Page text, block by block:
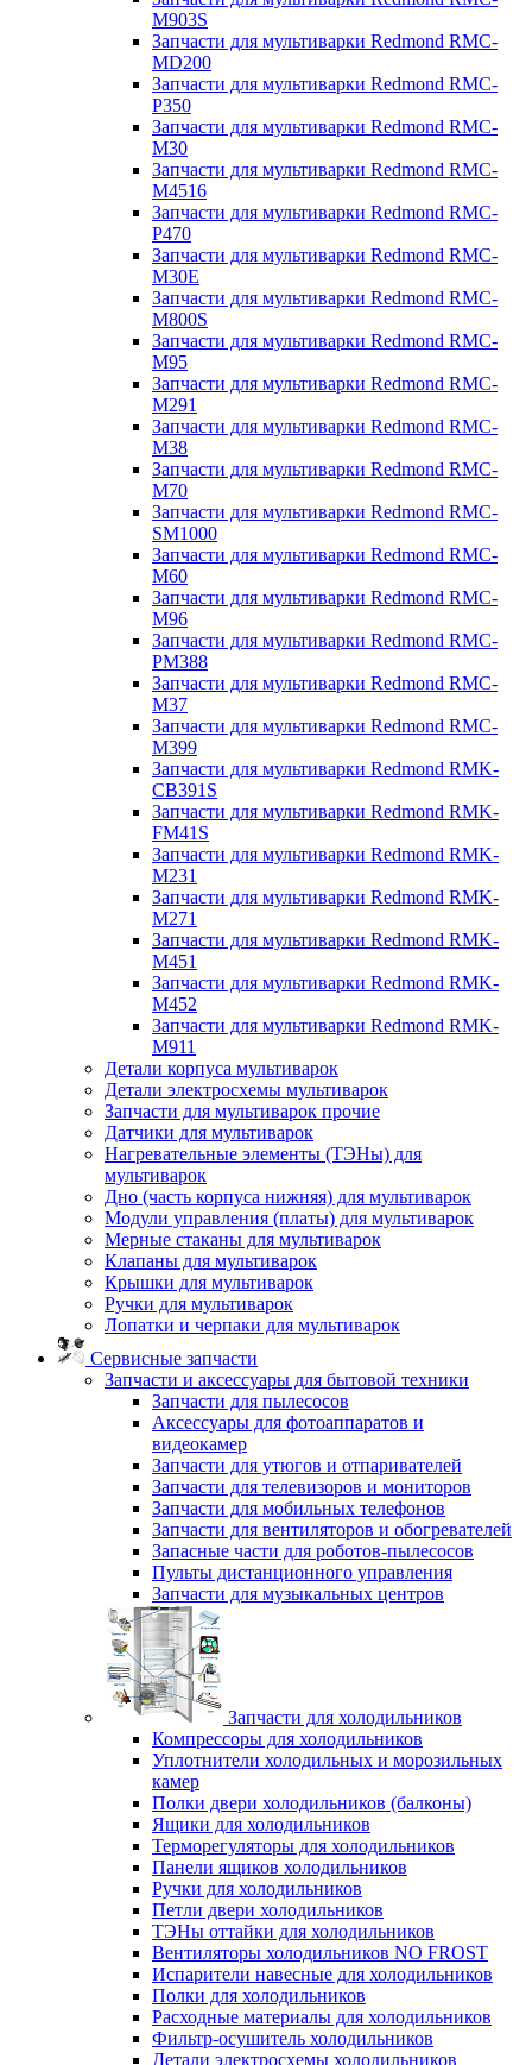
M903S
Запчасти для мультиварки Redmond RMC-
MD200
Запчасти для мультиварки Redmond RMC-
P350
Запчасти для мультиварки Redmond RMC-
M30
Запчасти для мультиварки Redmond RMC-
M4516
Запчасти для мультиварки Redmond RMC-
P470
Запчасти для мультиварки Redmond RMC-
M30E
Запчасти для мультиварки Redmond RMC-
M800S
Запчасти для мультиварки Redmond RMC-
M95
Запчасти для мультиварки Redmond RMC-
M291
Запчасти для мультиварки Redmond RMC-
M38
Запчасти для мультиварки Redmond RMC-
M70
Запчасти для мультиварки Redmond RMC-
SM1000
Запчасти для мультиварки Redmond RMC-
M60
Запчасти для мультиварки Redmond RMC-
M96
Запчасти для мультиварки Redmond RMC-
PM388
Запчасти для мультиварки Redmond RMC-
M37
Запчасти для мультиварки Redmond RMC-
M399
Запчасти для мультиварки Redmond RMK-
CB391S
Запчасти для мультиварки Redmond RMK-
FM41S
Запчасти для мультиварки Redmond RMK-
M231
Запчасти для мультиварки Redmond RMK-
M271
Запчасти для мультиварки Redmond RMK-
M451
Запчасти для мультиварки Redmond RMK-
M452
Запчасти для мультиварки Redmond RMK-
M911
Детали корпуса мультиварок
Детали электросхемы мультиварок
Запчасти для мультиварок прочие
Датчики для мультиварок
Нагревательные элементы (ТЭНы) для
мультиварок
Дно (часть корпуса нижняя) для мультиварок
Модули управления (платы) для мультиварок
Мерные стаканы для мультиварок
Клапаны для мультиварок
Крышки для мультиварок
Ручки для мультиварок
Лопатки и черпаки для мультиварок
Сервисные запчасти
Запчасти и аксессуары для бытовой техники
Запчасти для пылесосов
Аксессуары для фотоаппаратов и
видеокамер
Запчасти для утюгов и отпаривателей
Запчасти для телевизоров и мониторов
Запчасти для мобильных телефонов
Запчасти для вентиляторов и обогревателей
Запасные части для роботов-пылесосов
Пульты дистанционного управления
Запчасти для музыкальных центров
Запчасти для холодильников
Компрессоры для холодильников
Уплотнители холодильных и морозильных
камер
Полки двери холодильников (балконы)
Ящики для холодильников
Терморегуляторы для холодильников
Панели ящиков холодильников
Ручки для холодильников
Петли двери холодильников
ТЭНы оттайки для холодильников
Вентиляторы холодильников NO FROST
Испарители навесные для холодильников
Полки для холодильников
Расходные материалы для холодильников
Фильтр-осушитель холодильников
Детали электросхемы холодильников